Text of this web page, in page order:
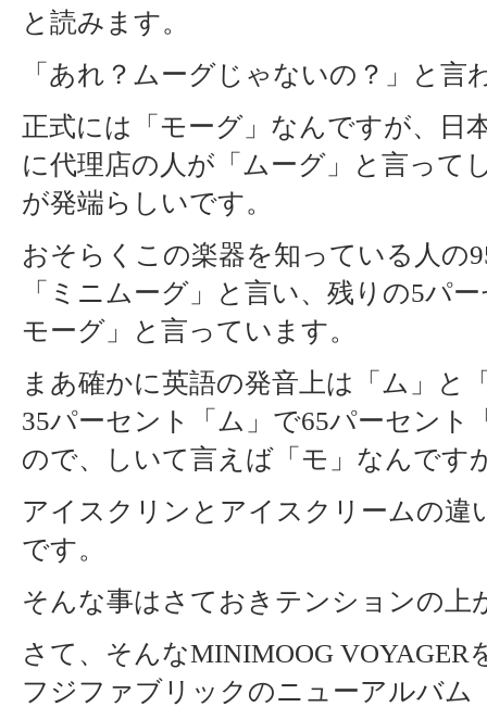
と読みます。
「あれ？ムーグじゃないの？」と言
正式には「モーグ」なんですが、日
に代理店の人が「ムーグ」と言って
が発端らしいです。
おそらくこの楽器を知っている人の
「ミニムーグ」と言い、残りの5パ
モーグ」と言っています。
まあ確かに英語の発音上は「ム」と
35パーセント「ム」で65パーセント
ので、しいて言えば「モ」なんです
アイスクリンとアイスクリームの違
です。
そんな事はさておきテンションの上
さて、そんなMINIMOOG VOYAGER
フジファブリックのニューアルバム